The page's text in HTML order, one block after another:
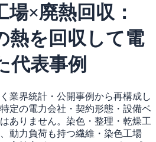
×廃熱回収：
熱を回収して電
代表事例
業界統計・公開事例から再構成し
定の電力会社・契約形態・設備ベ
ありません。染色・整理・乾燥工
動力負荷も持つ繊維・染色工場